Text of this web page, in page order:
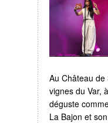
Au Château
vignes du Var,
déguste
La Bajon et